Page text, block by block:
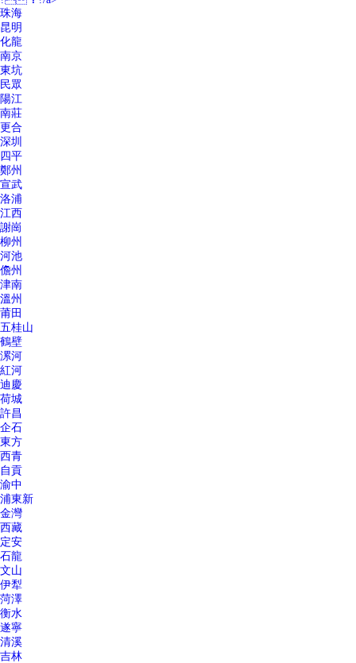
珠海
昆明
化龍
南京
東坑
民眾
陽江
南莊
更合
深圳
四平
鄭州
宣武
洛浦
江西
謝崗
柳州
河池
儋州
津南
溫州
莆田
五桂山
鶴壁
漯河
紅河
迪慶
荷城
許昌
企石
東方
西青
自貢
渝中
浦東新
金灣
西藏
定安
石龍
文山
伊犁
菏澤
衡水
遂寧
清溪
吉林